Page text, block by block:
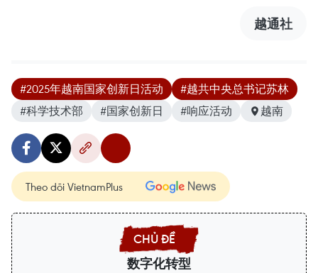
越通社
#2025年越南国家创新日活动
#越共中央总书记苏林
#科学技术部
#国家创新日 #响应活动 越南
Theo dõi VietnamPlus
数字化转型